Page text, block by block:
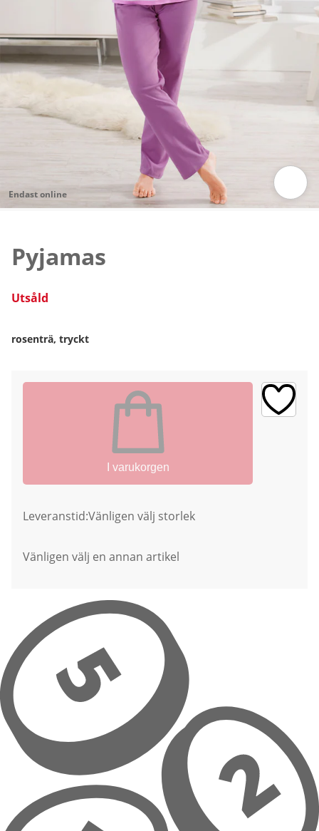
Endast online
Pyjamas
Utsåld
rosenträ, tryckt
I varukorgen
Leveranstid:Vänligen välj storlek
Vänligen välj en annan artikel